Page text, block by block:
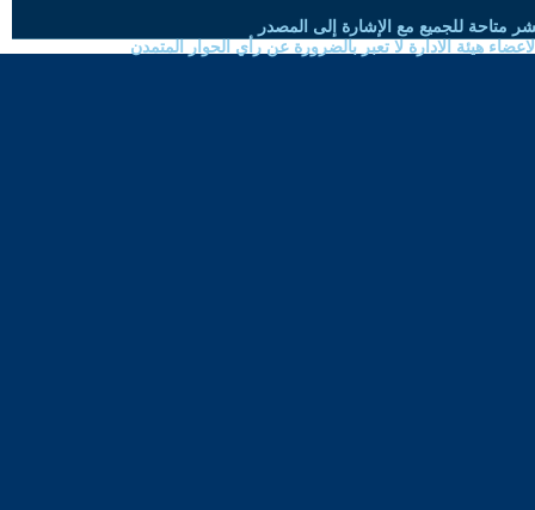
متاحة للجميع مع الإشارة إلى المصدر
هيئة الادارة لا تعبر بالضرورة عن رأي الحوار المتمدن